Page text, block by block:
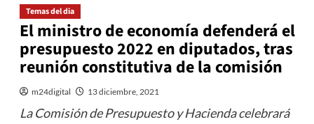
Temas del dia
El ministro de economía defenderá el
presupuesto 2022 en diputados, tras
reunión constitutiva de la comisión
m24digital 13 diciembre, 2021
La Comisión de Presupuesto y Hacienda celebrará